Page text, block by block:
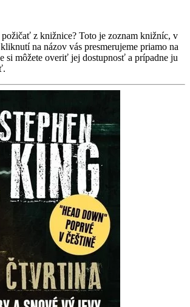
z knižnice? Toto je zoznam knižníc, v
na názov vás presmerujeme priamo na
si môžete overiť jej dostupnosť a prípadne ju